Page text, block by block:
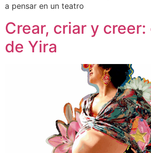
a pensar en un teatro
Crear, criar y creer:
de Yira